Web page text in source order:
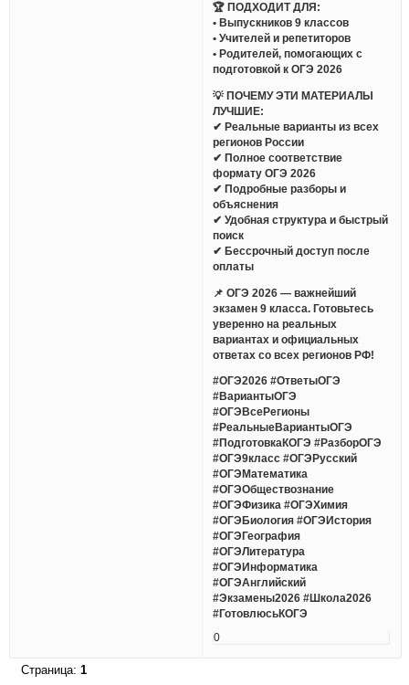
🏆 ПОДХОДИТ ДЛЯ:
• Выпускников 9 классов
• Учителей и репетиторов
• Родителей, помогающих с
подготовкой к ОГЭ 2026
💡 ПОЧЕМУ ЭТИ МАТЕРИАЛЫ
ЛУЧШИЕ:
✔ Реальные варианты из всех
регионов России
✔ Полное соответствие
формату ОГЭ 2026
✔ Подробные разборы и
объяснения
✔ Удобная структура и быстрый
поиск
✔ Бессрочный доступ после
оплаты
📌 ОГЭ 2026 — важнейший
экзамен 9 класса. Готовьтесь
уверенно на реальных
вариантах и официальных
ответах со всех регионов РФ!
#ОГЭ2026 #ОтветыОГЭ
#ВариантыОГЭ
#ОГЭВсеРегионы
#РеальныеВариантыОГЭ
#ПодготовкаКОГЭ #РазборОГЭ
#ОГЭ9класс #ОГЭРусский
#ОГЭМатематика
#ОГЭОбществознание
#ОГЭФизика #ОГЭХимия
#ОГЭБиология #ОГЭИстория
#ОГЭГеография
#ОГЭЛитература
#ОГЭИнформатика
#ОГЭАнглийский
#Экзамены2026 #Школа2026
#ГотовлюсьКОГЭ
0
Страница: 1